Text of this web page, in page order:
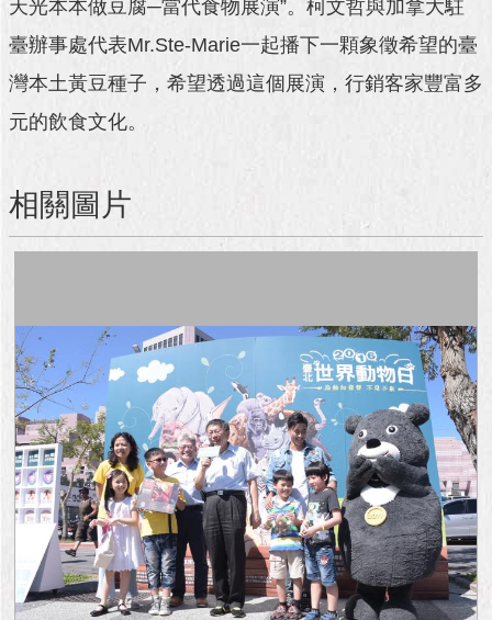
統
民
參
與
北
政
府
網
站
資
料
開
告
天光本本做豆腐─當代食物展演”。柯文哲與加拿大駐
臺辦事處代表Mr.Ste-Marie一起播下一顆象徵希望的臺
灣本土黃豆種子，希望透過這個展演，行銷客家豐富多
元的飲食文化。
相關圖片